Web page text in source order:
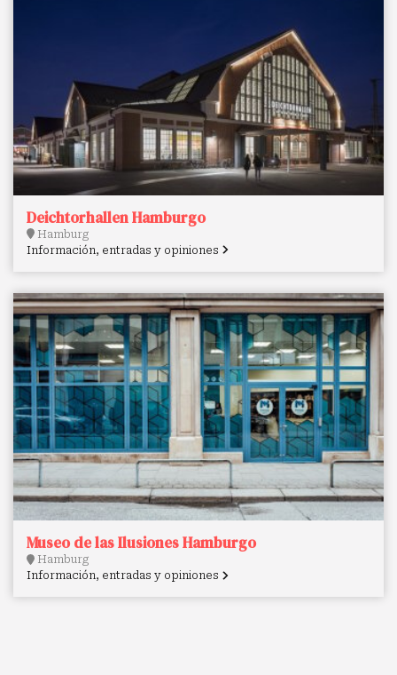
Deichtorhallen Hamburgo
Hamburg
Información, entradas y opiniones
Museo de las Ilusiones Hamburgo
Hamburg
Información, entradas y opiniones